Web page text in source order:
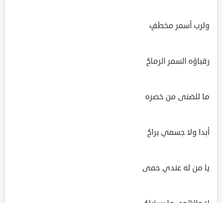
ولرب أسمر مخطَفٍ
رقباؤه السمر الرماحُ
ما للضنى من خصره
أبدا ولا جسمي براحُ
يا من له عندي حمى